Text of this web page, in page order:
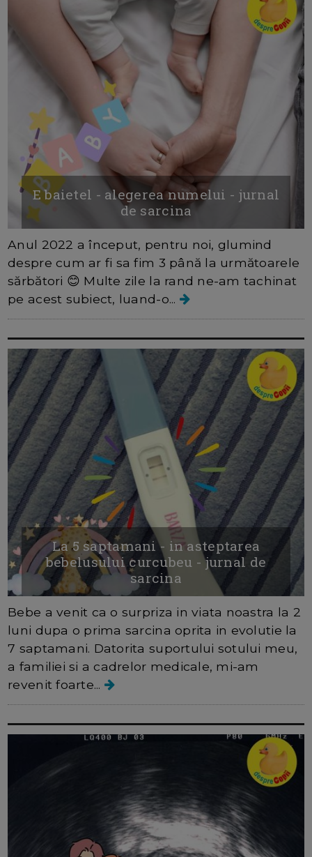
E baietel - alegerea numelui - jurnal
de sarcina
Anul 2022 a început, pentru noi, glumind
despre cum ar fi sa fim 3 până la următoarele
sărbători 😊 Multe zile la rand ne-am tachinat
pe acest subiect, luand-o...
La 5 saptamani - in asteptarea
bebelusului curcubeu - jurnal de
sarcina
Bebe a venit ca o surpriza in viata noastra la 2
luni dupa o prima sarcina oprita in evolutie la
7 saptamani. Datorita suportului sotului meu,
a familiei si a cadrelor medicale, mi-am
revenit foarte...